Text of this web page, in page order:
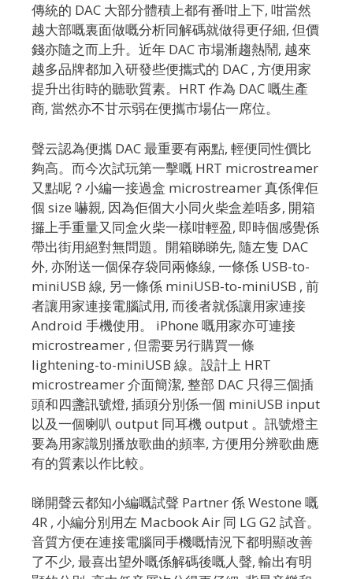
傳統的 DAC 大部分體積上都有番咁上下, 咁當然
越大部嘅裏面做嘅分析同解碼就做得更仔細, 但價
錢亦隨之而上升。近年 DAC 市場漸趨熱鬧, 越來
越多品牌都加入研發些便攜式的 DAC , 方便用家
提升出街時的聽歌質素。HRT 作為 DAC 嘅生產
商, 當然亦不甘示弱在便攜市場佔一席位。
聲云認為便攜 DAC 最重要有兩點, 輕便同性價比
夠高。而今次試玩第一擊嘅 HRT microstreamer
又點呢？小編一接過盒 microstreamer 真係俾佢
個 size 嚇親, 因為佢個大小同火柴盒差唔多, 開箱
攞上手重量又同盒火柴一樣咁輕盈, 即時個感覺係
帶出街用絕對無問題。開箱睇睇先, 隨左隻 DAC
外, 亦附送一個保存袋同兩條線, 一條係 USB-to-
miniUSB 線, 另一條係 miniUSB-to-miniUSB , 前
者讓用家連接電腦試用, 而後者就係讓用家連接
Android 手機使用。 iPhone 嘅用家亦可連接
microstreamer , 但需要另行購買一條
lightening-to-miniUSB 線。設計上 HRT
microstreamer 介面簡潔, 整部 DAC 只得三個插
頭和四盞訊號燈, 插頭分別係一個 miniUSB input
以及一個喇叭 output 同耳機 output 。訊號燈主
要為用家識別播放歌曲的頻率, 方便用分辨歌曲應
有的質素以作比較。
睇開聲云都知小編嘅試聲 Partner 係 Westone 嘅
4R , 小編分別用左 Macbook Air 同 LG G2 試音。
音質方便在連接電腦同手機嘅情況下都明顯改善
了不少, 最喜出望外嘅係解碼後嘅人聲, 輸出有明